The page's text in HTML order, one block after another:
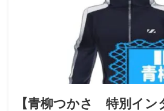
【青柳つかさ 特別イン